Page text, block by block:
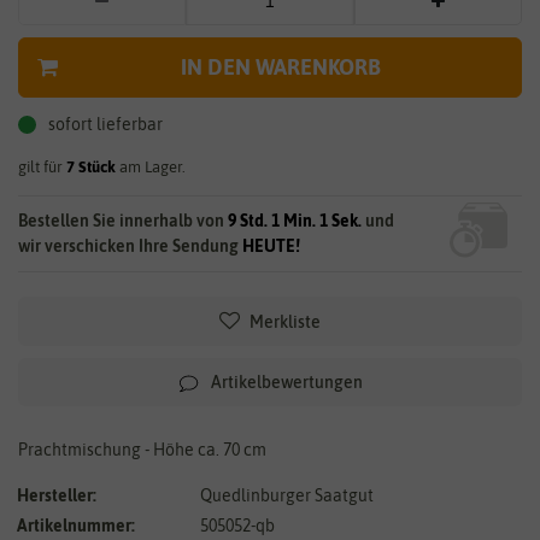
IN DEN WARENKORB
sofort lieferbar
gilt für 7 Stück am Lager.
Bestellen Sie innerhalb von 9 Std. 1 Min. 1 Sek. und
wir verschicken Ihre Sendung HEUTE!
Merkliste
Artikelbewertungen
Prachtmischung - Höhe ca. 70 cm
Hersteller:
Quedlinburger Saatgut
Artikelnummer:
505052-qb